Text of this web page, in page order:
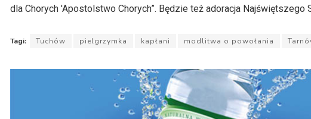
dla Chorych 'Apostolstwo Chorych”. Będzie też adoracja
Tagi: Tuchów pielgrzymka kapłani modlitwa o powołania